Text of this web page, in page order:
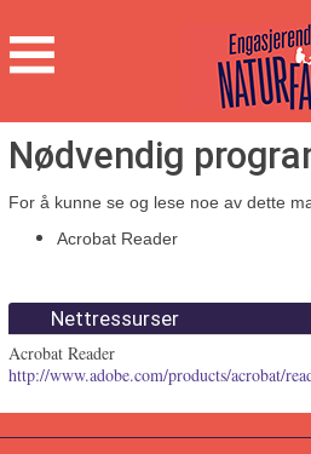
Hovedmeny
Naturfag
Nødvendig
For å kunne se og lese noe av dette
Acrobat Reader
Nettressurser
Acrobat Reader
http://www.adobe.com/products/acrobat/